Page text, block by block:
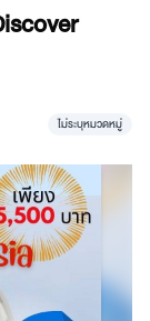
ไม่ระบุหมวดหมู่